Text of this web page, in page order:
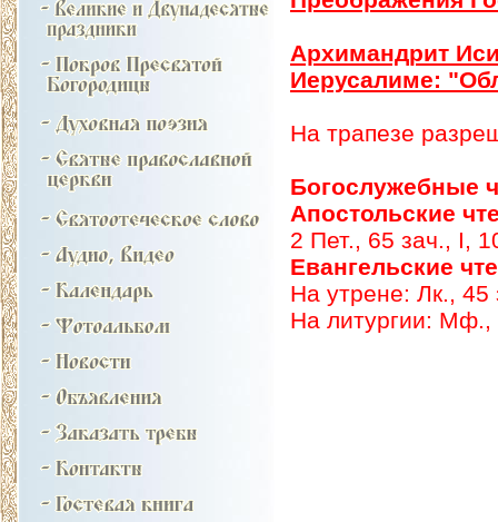
Архимандрит
Иерусалиме:
На трапезе
Богослужебные
Апостольские
2 Пет., 65 зач., I,
Евангельские
На утрене: Лк., 45
На литургии: Мф.,